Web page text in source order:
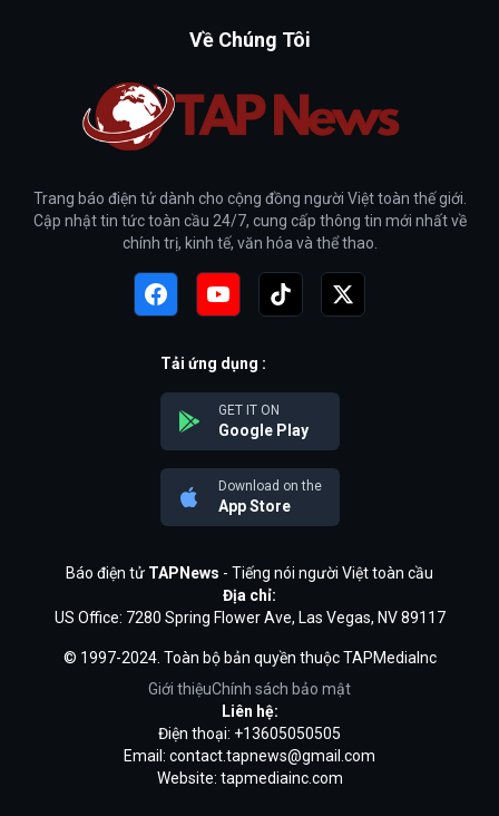
Về Chúng Tôi
Trang báo điện tử dành cho cộng đồng người Việt toàn thế giới.
Cập nhật tin tức toàn cầu 24/7, cung cấp thông tin mới nhất về
chính trị, kinh tế, văn hóa và thể thao.
Tải ứng dụng :
GET IT ON
Google Play
Download on the
App Store
Báo điện tử TAPNews - Tiếng nói người Việt toàn cầu
Địa chỉ:
US Office: 7280 Spring Flower Ave, Las Vegas, NV 89117
© 1997-2024. Toàn bộ bản quyền thuộc TAPMediaInc
Giới thiệuChính sách bảo mật
Liên hệ:
Điện thoại: +13605050505
Email: contact.tapnews@gmail.com
Website: tapmediainc.com